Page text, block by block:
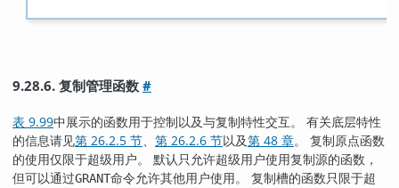
9.28.6. 复制管理函数#
表 9.99中展示的函数用于控制以及与复制特性交互。 有关底层特性
的信息请见第 26.2.5 节、 第 26.2.6 节以及第 48 章。 复制原点函数
的使用仅限于超级用户。 默认只允许超级用户使用复制源的函数，
但可以通过GRANT命令允许其他用户使用。 复制槽的函数只限于超